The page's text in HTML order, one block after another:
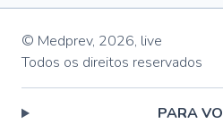
© Medprev, 2026, live
Todos os direitos reservados
PARA